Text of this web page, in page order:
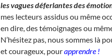
les vagues déferlantes des
mes lecteurs assidus ou même
en dire, des témoignages ou
N’hésitez pas, nous sommes là
et courageux, pourapprendre !